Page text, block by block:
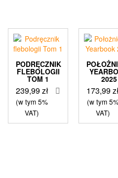
PODRĘCZNIK
FLEBOLOGII
TOM 1
239,99zł
(w tym 5%
VAT)
2025
173,99
(w tym
VAT)